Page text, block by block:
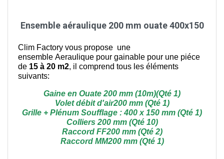
Ensemble aéraulique 200 mm ouate 400x150
Clim Factory vous propose une
ensemble Aeraulique pour gainable pour une piéce
de 15 à 20 m2, il comprend tous les éléments
suivants:
Gaine en Ouate 200 mm (10m)(Qté 1)
Volet débit d'air200 mm (Qté 1)
Grille + Plénum Soufflage : 400 x 150 mm (Qté 1)
Colliers 200 mm (Qté 10)
Raccord FF200 mm (Qté 2)
Raccord MM200 mm (Qté 1)